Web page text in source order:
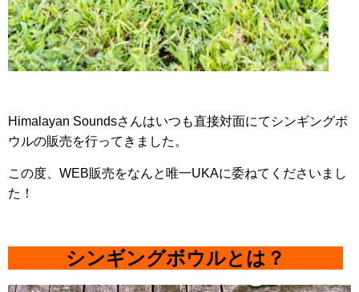
Himalayan Soundsさんはいつも直接対面にてシンギングボ
ウルの販売を行ってきました。
この度、WEB販売をなんと唯一UKAに委ねてくださいまし
た！
シンギングボウルとは？